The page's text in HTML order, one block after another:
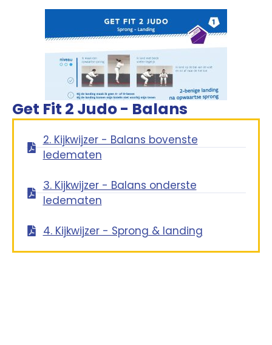
Get Fit 2 Judo - Balans
2. Kijkwijzer - Balans bovenste
ledematen
3. Kijkwijzer - Balans onderste
ledematen
4. Kijkwijzer - Sprong & landing